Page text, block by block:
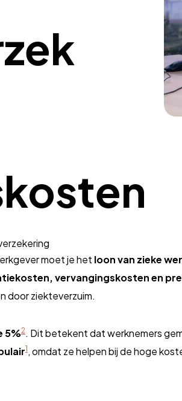
moet je het loon van zieke
vervangingskosten en
door ziekteverzuim.
5%2. Dit betekent dat werknemers
1 , omdat ze helpen bij de hoge